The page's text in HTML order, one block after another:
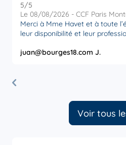
5/5
Le 08/08/2026 - CCF Paris
Merci à Mme Havet et à toute
leur disponibilité et leur
juan@bourges18.com J.
Voir tous